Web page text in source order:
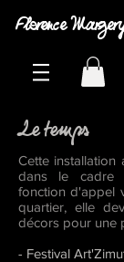
Florence
Le temps
Cette installation
dans le cadre
fonction d'appel
quartier, elle
décors pour une
- Festival